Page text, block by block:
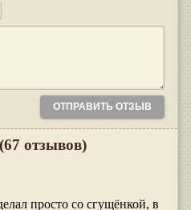
(67 отзывов)
просто со сгущёнкой, в